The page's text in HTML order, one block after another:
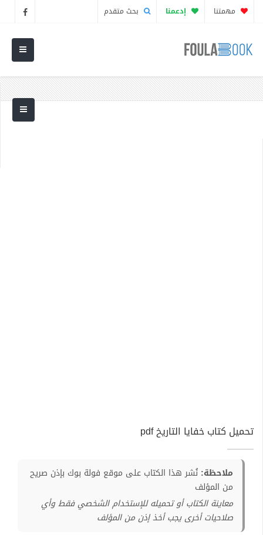
مهمتنا إدعمنا بحث متقدم
تحميل كتاب خفايا التاريخ pdf
ملاحظة: نُشر هذا الكتاب على موقع فولة بوك بإذن صريح
من المؤلف
معاينة الكتاب أو تحميله للإستخدام الشخصي فقط وأي
صلاحيات أخرى يجب أخذ إذن من المؤلف